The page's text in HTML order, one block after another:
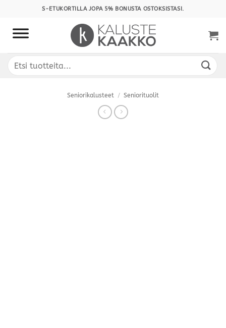
content
S-ETUKORTILLA JOPA 5% BONUSTA OSTOKSISTASI.
Etsi:
Seniorikalusteet / Seniorituolit